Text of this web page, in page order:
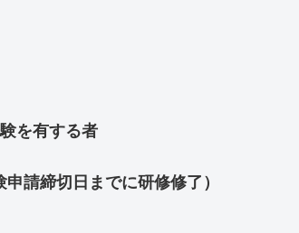
を有する者
請締切日までに研修修了）